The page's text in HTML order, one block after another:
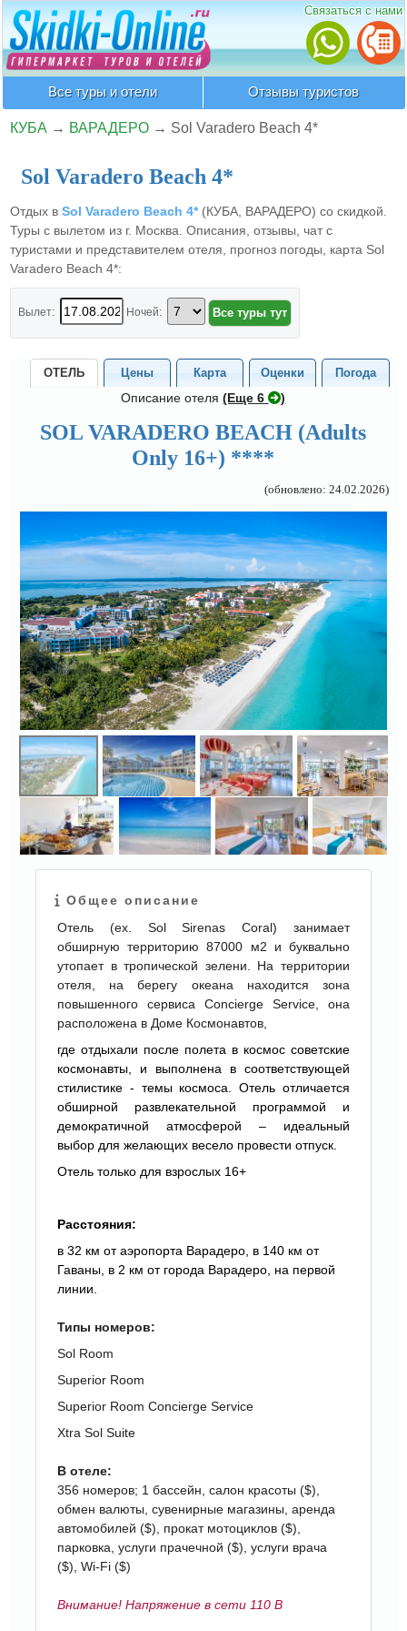
Связаться с нами
Все туры и отели Отзывы туристов
КУБА → ВАРАДЕРО → Sol Varadero Beach 4*
Sol Varadero Beach 4*
Отдых вSol Varadero Beach 4*(КУБА, ВАРАДЕРО) со скидкой.
Туры с вылетом из г. Москва. Описания, отзывы, чат с
туристами и представителем отеля, прогноз погоды, карта Sol
Varadero Beach 4*:
Вылет: Ночей:
ОТЕЛЬ Цены Карта Оценки Погода
Описание отеля(Eще 6 )
SOL VARADERO BEACH (Adults
Only 16+) ****
(обновлено: 24.02.2026)
КАРТИНКИ
Общее описание
Отель (ex. Sol Sirenas Coral) занимает
обширную территорию 87000 м2 и буквально
утопает в тропической зелени. На территории
отеля, на берегу океана находится зона
повышенного сервиса Concierge Service, она
расположена в Доме Космонавтов,
где отдыхали после полета в космос советские
космонавты, и выполнена в соответствующей
стилистике - темы космоса. Отель отличается
обширной развлекательной программой и
демократичной атмосферой – идеальный
выбор для желающих весело провести отпуск.
Отель только для взрослых 16+
Расстояния:
в 32 км от аэропорта Варадеро, в 140 км от
Гаваны, в 2 км от города Варадеро, на первой
линии.
Типы номеров:
Sol Room
Superior Room
Superior Room Concierge Service
Xtra Sol Suite
B отеле:
356 номеров; 1 бассейн, салон красоты ($),
обмен валюты, сувенирные магазины, аренда
автомобилей ($), прокат мотоциклов ($),
парковка, услуги прачечной ($), услуги врача
($), Wi-Fi ($)
Внимание! Напряжение в сети 110 В